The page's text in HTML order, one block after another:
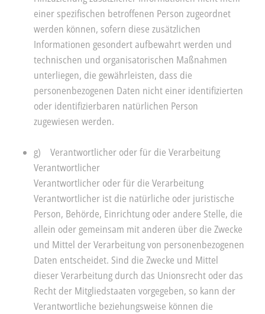
einer spezifischen betroffenen Person zugeordnet
werden können, sofern diese zusätzlichen
Informationen gesondert aufbewahrt werden und
technischen und organisatorischen Maßnahmen
unterliegen, die gewährleisten, dass die
personenbezogenen Daten nicht einer identifizierten
oder identifizierbaren natürlichen Person
zugewiesen werden.
g) Verantwortlicher oder für die Verarbeitung
Verantwortlicher
Verantwortlicher oder für die Verarbeitung
Verantwortlicher ist die natürliche oder juristische
Person, Behörde, Einrichtung oder andere Stelle, die
allein oder gemeinsam mit anderen über die Zwecke
und Mittel der Verarbeitung von personenbezogenen
Daten entscheidet. Sind die Zwecke und Mittel
dieser Verarbeitung durch das Unionsrecht oder das
Recht der Mitgliedstaaten vorgegeben, so kann der
Verantwortliche beziehungsweise können die